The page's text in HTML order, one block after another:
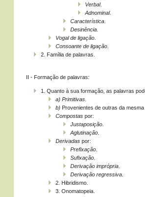
Verbal.
Adnominal.
Característica
Desinência
Vogal de ligação
Consoante de ligação
2. Família de palavras.
II - Formação de palavras:
1. Quanto à sua formação, as palavras
a) Primitivas
b) Provenientes de outras da
Compostas por:
Justaposição
Aglutinação
Derivadas por:
Prefixação
Sufixação
Derivação imprópria
Derivação regressiva
2. Hibridismo.
3. Onomatopeia.